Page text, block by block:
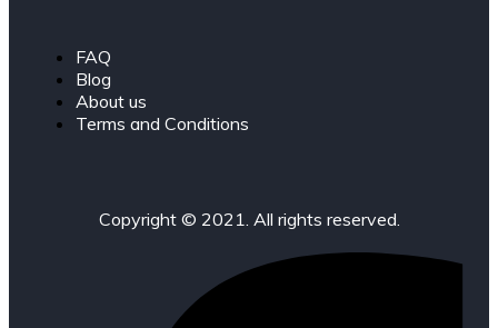
FAQ
Blog
About us
Terms and Conditions
Copyright © 2021. All rights reserved.